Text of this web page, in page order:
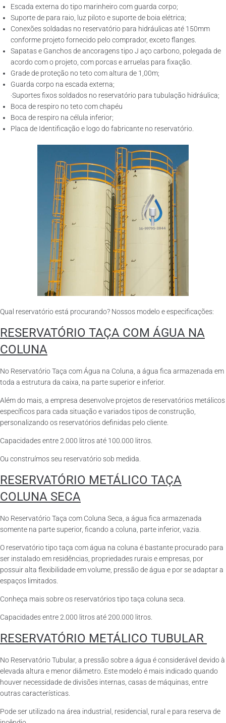
Escada externa do tipo marinheiro com guarda corpo;
Suporte de para raio, luz piloto e suporte de boia elétrica;
Conexões soldadas no reservatório para hidráulicas até 150mm
conforme projeto fornecido pelo comprador, exceto flanges.
Sapatas e Ganchos de ancoragens tipo J aço carbono, polegada de
acordo com o projeto, com porcas e arruelas para fixação.
Grade de proteção no teto com altura de 1,00m;
Guarda corpo na escada externa;
·Suportes fixos soldados no reservatório para tubulação hidráulica;
Boca de respiro no teto com chapéu
Boca de respiro na célula inferior;
Placa de Identificação e logo do fabricante no reservatório.
Qual reservatório está procurando? Nossos modelo e especificações:
RESERVATÓRIO TAÇA COM ÁGUA NA
COLUNA
No Reservatório Taça com Água na Coluna, a água fica armazenada em
toda a estrutura da caixa, na parte superior e inferior.
Além do mais, a empresa desenvolve projetos de reservatórios metálicos
específicos para cada situação e variados tipos de construção,
personalizando os reservatórios definidas pelo cliente.
Capacidades entre 2.000 litros até 100.000 litros.
Ou construímos seu reservatório sob medida.
RESERVATÓRIO METÁLICO TAÇA
COLUNA SECA
No Reservatório Taça com Coluna Seca, a água fica armazenada
somente na parte superior, ficando a coluna, parte inferior, vazia.
O reservatório tipo taça com água na coluna é bastante procurado para
ser instalado em residências, propriedades rurais e empresas, por
possuir alta flexibilidade em volume, pressão de água e por se adaptar a
espaços limitados.
Conheça mais sobre os reservatórios tipo taça coluna seca.
Capacidades entre 2.000 litros até 200.000 litros.
RESERVATÓRIO METÁLICO TUBULAR
No Reservatório Tubular, a pressão sobre a água é considerável devido à
elevada altura e menor diâmetro. Este modelo é mais indicado quando
houver necessidade de divisões internas, casas de máquinas, entre
outras características.
Pode ser utilizado na área industrial, residencial, rural e para reserva de